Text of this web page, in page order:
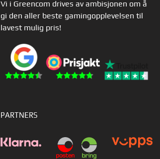
Vi i Greencom drives av ambisjonen om å
gi den aller beste gamingopplevelsen til
lavest mulig pris!
PARTNERS